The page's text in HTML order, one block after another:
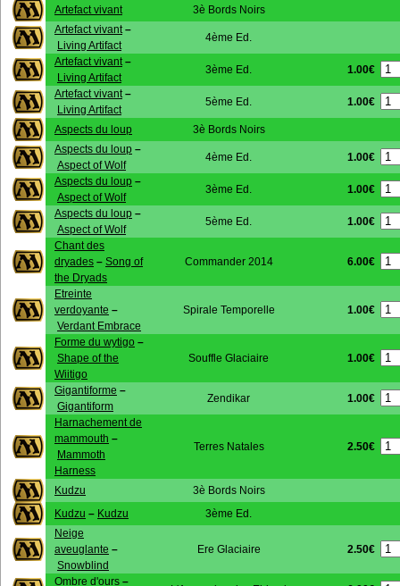
Artefact vivant
3è Bords Noirs
Artefact vivant –
Living Artifact
4ème Ed.
Artefact vivant –
Living Artifact
3ème Ed. 1.00€
Artefact vivant –
Living Artifact
5ème Ed. 1.00€
Aspects du loup
3è Bords Noirs
Aspects du loup –
Aspect of Wolf
4ème Ed. 1.00€
Aspects du loup –
Aspect of Wolf
3ème Ed. 1.00€
Aspects du loup –
Aspect of Wolf
5ème Ed. 1.00€
Chant des
dryades – Song of
the Dryads
Commander 2014 6.00€
Etreinte
verdoyante –
Verdant Embrace
Spirale Temporelle 1.00€
Forme du wytigo –
Shape of the
Wiitigo
Souffle Glaciaire 1.00€
Gigantiforme –
Gigantiform
Zendikar 1.00€
Harnachement de
mammouth –
Mammoth
Harness
Terres Natales 2.50€
Kudzu 3è Bords Noirs
Kudzu – Kudzu
3ème Ed.
Neige
aveuglante –
Snowblind
Ere Glaciaire 2.50€
Ombre d'ours –